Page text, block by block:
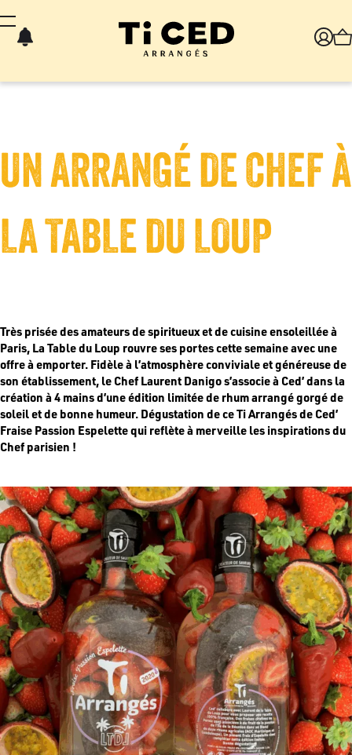
UN ARRANGÉ DE CHEF À
LA TABLE DU LOUP
Très prisée des amateurs de spiritueux et de cuisine ensoleillée à
Paris, La Table du Loup rouvre ses portes cette semaine avec une
offre à emporter. Fidèle à l’atmosphère conviviale et généreuse de
son établissement, le Chef Laurent Danigo s’associe à Ced’ dans la
création à 4 mains d’une édition limitée de rhum arrangé gorgé de
soleil et de bonne humeur. Dégustation de ce Ti Arrangés de Ced’
Fraise Passion Espelette qui reflète à merveille les inspirations du
Chef parisien !